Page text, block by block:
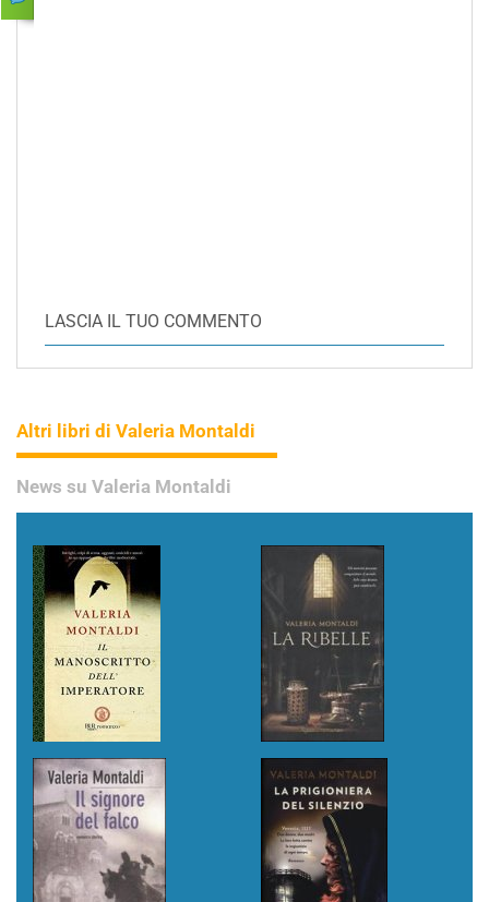
LASCIA IL TUO COMMENTO
Altri libri di Valeria Montaldi
News su Valeria Montaldi